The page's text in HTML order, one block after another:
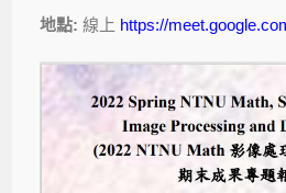
地點: 線上 https://